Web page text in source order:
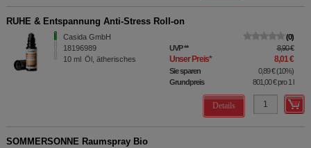
RUHE & Entspannung Anti-Stress Roll-on
Casida GmbH
18196989
10 ml Öl, ätherisches
0
UVP** 8,90 €
Unser Preis* 8,01 €
Sie sparen 0,89 €(10%)
Grundpreis
801,00 €pro 1 l
Details
SOMMERSONNE Raumspray Bio